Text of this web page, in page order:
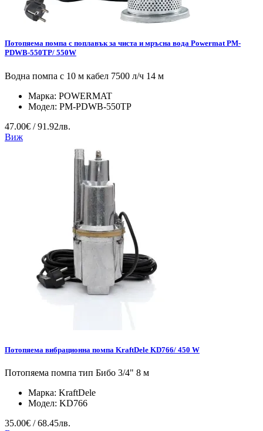
Потопяема помпа с поплавък за чиста и мръсна вода Powermat PM-
PDWB-550TP/ 550W
Водна помпа с 10 м кабел 7500 л/ч 14 м
Марка: POWERMAT
Модел: PM-PDWB-550TP
47.00€ / 91.92лв.
Виж
Потопяема вибрационна помпа KraftDele KD766/ 450 W
Потопяема помпа тип Бибо 3/4" 8 м
Марка: KraftDele
Модел: KD766
35.00€ / 68.45лв.